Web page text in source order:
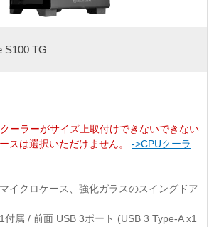
S100 TG
ーラーがサイズ上取付けできないできない
スは選択いただけません。 ->CPUクーラ
イクロケース、強化ガラスのスイングドア
付属 / 前面 USB 3ポート (USB 3 Type-A x1